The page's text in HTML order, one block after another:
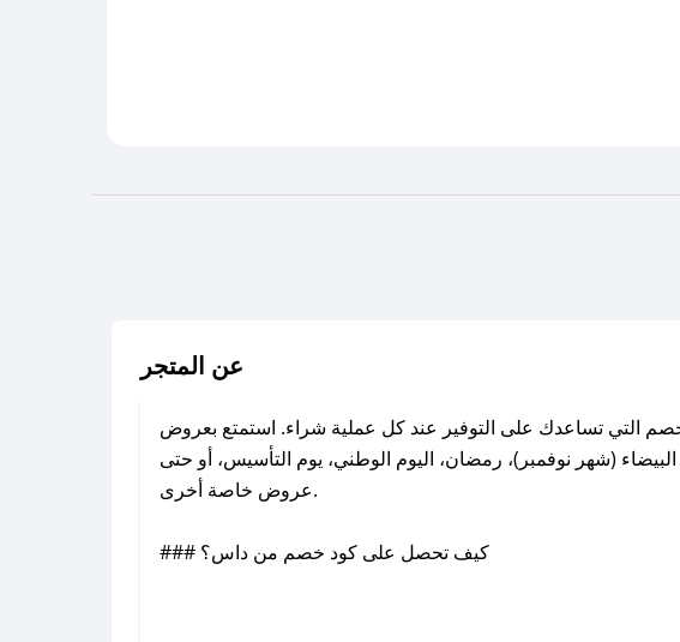
عن المتجر
التي تساعدك على التوفير عند كل عملية شراء. استمتع بعروض
(شهر نوفمبر)، رمضان، اليوم الوطني، يوم التأسيس، أو حتى
عروض خاصة أخرى.
### كيف تحصل على كود خصم من داس؟
تواصل معنا عبر تويتر أو البريد الإلكتروني لإضافته بسرعة.